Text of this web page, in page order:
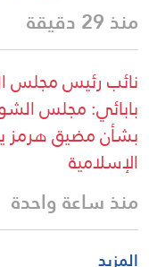
منذ 29 دقيقة
نائب رئيس مجلس
بابائي: مجلس
بشأن مضيق هرمز
الإسلامية
منذ ساعة واحدة
المزيد